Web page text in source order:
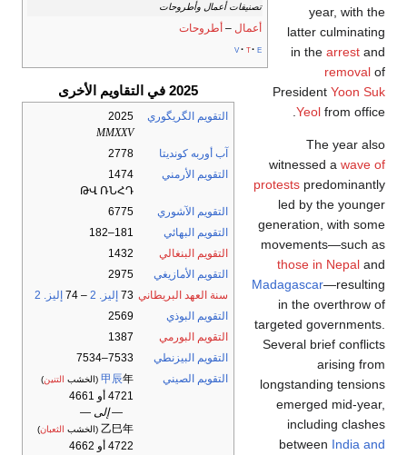
تصنيفات أعمال وأطروحات
أعمال – أطروحات
v t e
2025 في التقاويم الأخرى
التقويم الگريگوري
2025
MMXXV
آب أوربه كونديتا
2778
التقويم الأرمني
1474
ԹՎ ՌՆՀԴ
التقويم الآشوري
6775
التقويم البهائي
181–182
التقويم البنغالي
1432
التقويم الأمازيغي
2975
سنة العهد البريطاني 73 إليز. 2 – 74
إليز. 2
التقويم البوذي
2569
التقويم البورمي
1387
التقويم البيزنطي
7533–7534
التقويم الصيني
甲辰年 (الخشب التنين)
4721 أو 4661
— إلى —
乙巳年 (الخشب الثعبان)
4722 أو 4662
year, with the
latter culminating
in the arrest and
removal of
President Yoon Suk
Yeol from office.
The year also
witnessed a wave of
protests predominantly
led by the younger
generation, with some
movements—such as
those in Nepal and
Madagascar—resulting
in the overthrow of
targeted governments.
Several brief conflicts
arising from
longstanding tensions
emerged mid-year,
including clashes
between India and